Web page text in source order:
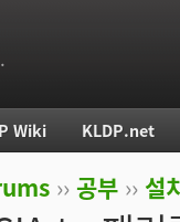
›› 공부 ›› 설
Wiki KLDP.net